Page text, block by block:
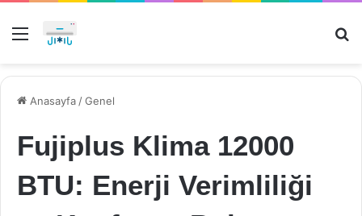
Menü
Anasayfa /Genel
Fujiplus Klima 12000
BTU: Enerji Verimliliği